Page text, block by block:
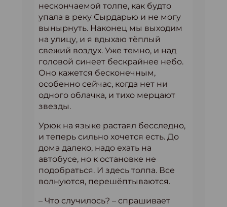
нескончаемой толпе, как будто
упала в реку Сырдарью и не могу
вынырнуть. Наконец мы выходим
на улицу, и я вдыхаю тёплый
свежий воздух. Уже темно, и над
головой синеет бескрайнее небо.
Оно кажется бесконечным,
особенно сейчас, когда нет ни
одного облачка, и тихо мерцают
звезды.
Урюк на языке растаял бесследно,
и теперь сильно хочется есть. До
дома далеко, надо ехать на
автобусе, но к остановке не
подобраться. И здесь толпа. Все
волнуются, перешёптываются.
– Что случилось? – спрашивает